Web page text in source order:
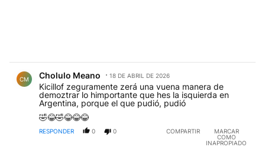
CM Cholulo Meano 18 DE ABRIL DE 2026
Kicillof zeguramente zerá una vuena manera de
demoztrar lo himportante que hes la isquierda en
Argentina, porque el que pudió, pudió
🤣😂🤣😂😂😂
RESPONDER 0 0 COMPARTIR
MARCAR
COMO
INAPROPIADO